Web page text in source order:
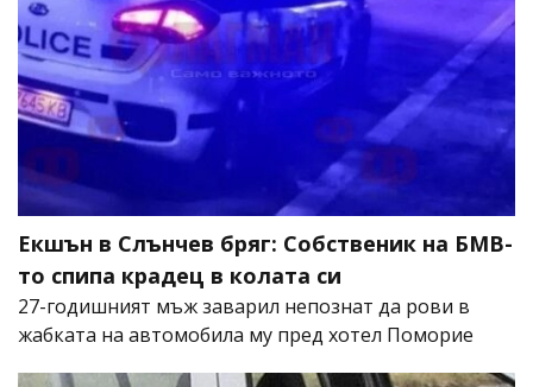
Екшън в Слънчев бряг: Собственик на БМВ-
то спипа крадец в колата си
27-годишният мъж заварил непознат да рови в
жабката на автомобила му пред хотел Поморие